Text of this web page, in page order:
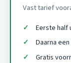
Vast tarief
Eerste half
Daarna
Gratis